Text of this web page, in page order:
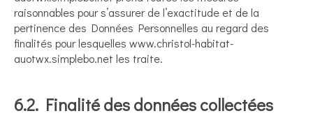
raisonnables pour s’assurer de l’exactitude et de la
pertinence des Données Personnelles au regard des
finalités pour lesquelles www.christol-habitat-
auotwx.simplebo.net les traite.
6.2. Finalité des données collectées